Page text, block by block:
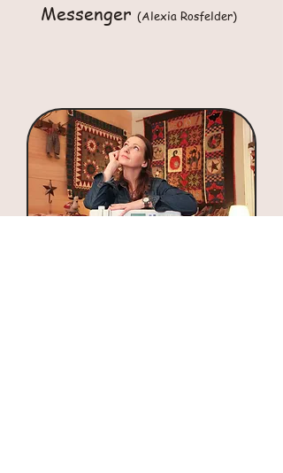
Messenger (Alexia Rosfelder)